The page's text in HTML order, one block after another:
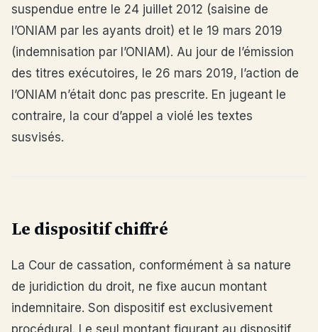
suspendue entre le 24 juillet 2012 (saisine de
l’ONIAM par les ayants droit) et le 19 mars 2019
(indemnisation par l’ONIAM). Au jour de l’émission
des titres exécutoires, le 26 mars 2019, l’action de
l’ONIAM n’était donc pas prescrite. En jugeant le
contraire, la cour d’appel a violé les textes
susvisés.
Le dispositif chiffré
La Cour de cassation, conformément à sa nature
de juridiction du droit, ne fixe aucun montant
indemnitaire. Son dispositif est exclusivement
procédural. Le seul montant figurant au dispositif